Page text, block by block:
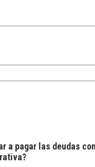
a pagar las deudas